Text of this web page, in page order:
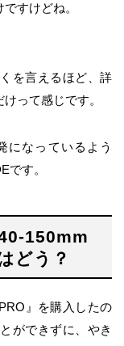
すけどね。
を言えるほど、詳
って感じです。
になっているよう
です。
150mm
どう？
』を購入したの
ができずに、やき